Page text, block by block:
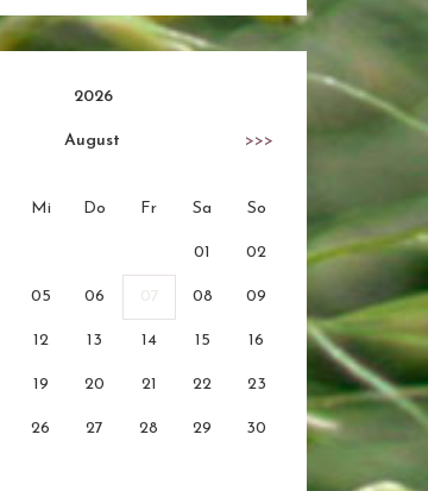
2026
August >>>
Mi Do Fr Sa So
01 02
05 06 07 08 09
12 13 14 15 16
19 20 21 22 23
26 27 28 29 30